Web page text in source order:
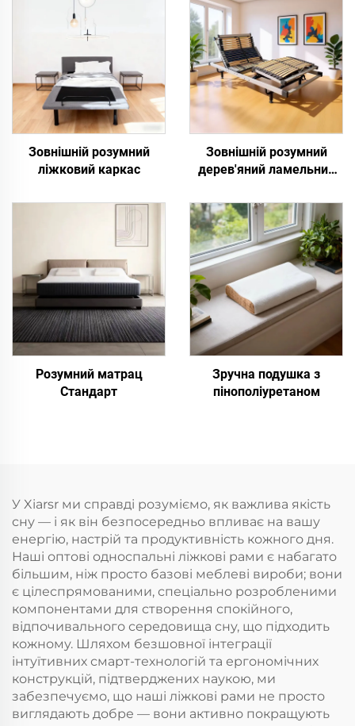
Зовнішній розумний
ліжковий каркас
Зовнішній розумний
дерев'яний ламельний
Розумний матрац
Стандарт
Зручна подушка з
пінополіуретаном
У Xiarsr ми справді розуміємо, як важлива якість
сну — і як він безпосередньо впливає на вашу
енергію, настрій та продуктивність кожного дня.
Наші оптові односпальні ліжкові рами є набагато
більшим, ніж просто базові меблеві вироби; вони
є цілеспрямованими, спеціально розробленими
компонентами для створення спокійного,
відпочивального середовища сну, що підходить
кожному. Шляхом безшовної інтеграції
інтуїтивних смарт-технологій та ергономічних
конструкцій, підтверджених наукою, ми
забезпечуємо, що наші ліжкові рами не просто
виглядають добре — вони активно покращують